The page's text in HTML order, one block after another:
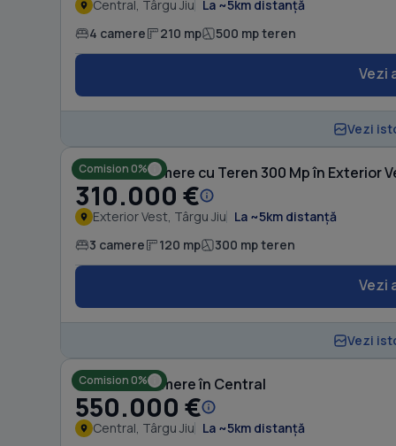
Central, Târgu Jiu La ~5km distanță
4 camere 210 mp 500 mp teren
Vezi
Vezi
Comision 0%
Casă cu 3 camere cu Teren 300 Mp în Exterior
310.000 €
Exterior Vest, Târgu Jiu La ~5km distanță
3 camere 120 mp 300 mp teren
Vezi
Vezi
Comision 0%
Casă cu 4 camere în Central
550.000 €
Central, Târgu Jiu La ~5km distanță